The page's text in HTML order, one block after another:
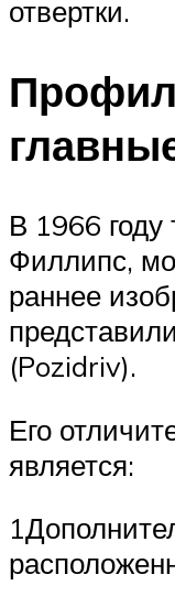
отвертки.
В 1966
Филлипс,
раннее
(Pozidriv).
Его
является: